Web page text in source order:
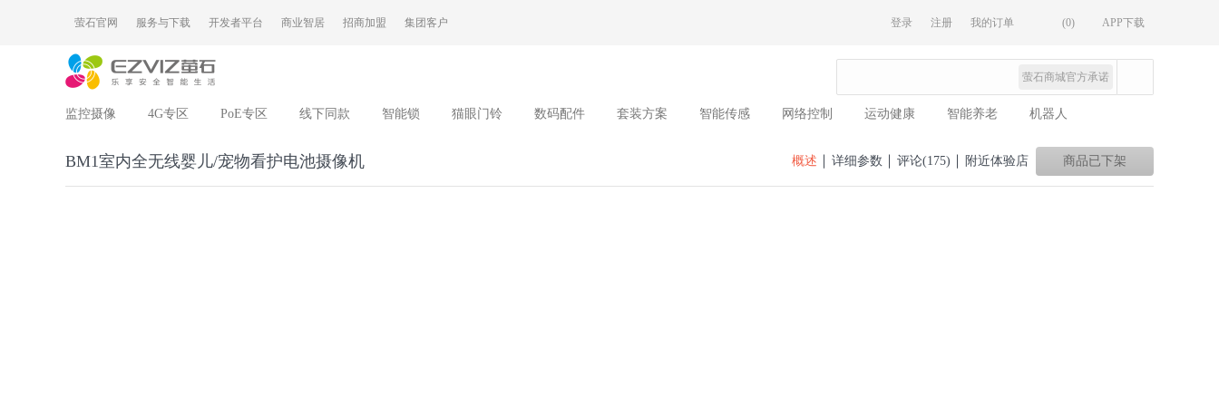
萤石官网 服务与下载 开发者平台 商业智居 招商加盟 集团客户 我的订单 (0) APP下载
登录 注册
萤石商城官方承诺
监控摄像 4G专区 PoE专区 线下同款 智能锁 猫眼门铃 数码配件 套装方案 智能传感 网络控制 运动健康 智能养老 机器人
BM1室内全无线婴儿/宠物看护电池摄像机 概述 详细参数 评论(175) 附近体验店 商品已下架